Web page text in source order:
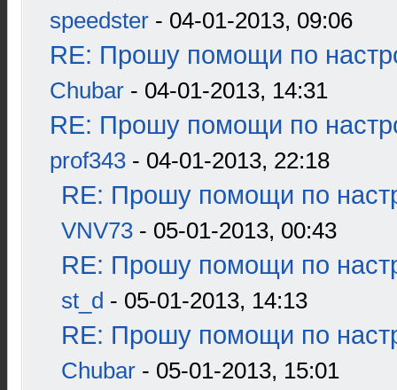
speedster - 04-01-2013, 09:06
RE: Прошу помощи по
Chubar - 04-01-2013, 14:31
RE: Прошу помощи по
prof343 - 04-01-2013, 22:18
RE: Прошу помощи по
VNV73 - 05-01-2013, 00:43
RE: Прошу помощи по
st_d - 05-01-2013, 14:13
RE: Прошу помощи по
Chubar - 05-01-2013, 15:01